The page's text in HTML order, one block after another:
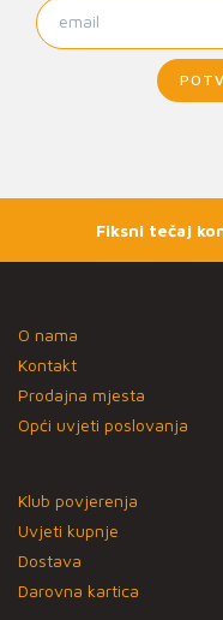
Fiksni tečaj
O nama
Kontakt
Prodajna mjesta
Opći uvjeti poslovanja
Klub povjerenja
Uvjeti kupnje
Dostava
Darovna kartica